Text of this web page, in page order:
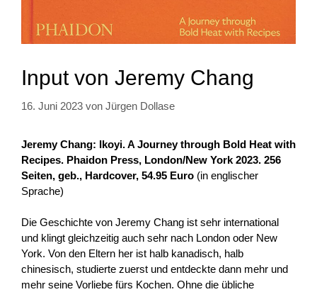
Input von Jeremy Chang
16. Juni 2023 von Jürgen Dollase
Jeremy Chang: Ikoyi. A Journey through Bold Heat with
Recipes. Phaidon Press, London/New York 2023. 256
Seiten, geb., Hardcover, 54.95 Euro (in englischer
Sprache)
Die Geschichte von Jeremy Chang ist sehr international
und klingt gleichzeitig auch sehr nach London oder New
York. Von den Eltern her ist halb kanadisch, halb
chinesisch, studierte zuerst und entdeckte dann mehr und
mehr seine Vorliebe fürs Kochen. Ohne die übliche